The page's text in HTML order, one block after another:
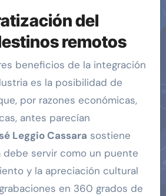
del
remotos
beneficios de la integración
es la posibilidad de
por razones económicas,
antes parecían
Leggio Cassara sostiene
debe servir como un puente
y la apreciación cultural
en 360 grados de